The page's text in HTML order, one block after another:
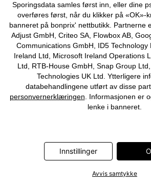
NY
Langermet topp av 100%
239 kr
Sporingsdata samles først inn, eller dine
overføres først, når du klikker på «OK»-
banneret på bonprix' nettbutikk. Partnerne
Adjust GmbH, Criteo SA, Flowbox AB,
Communications GmbH, ID5
Ireland Ltd, Microsoft Ireland Operations
Ltd, RTB-House GmbH, Snap Group
Technologies UK Ltd. Ytterligere
databehandlingene utført av disse
personvernerklæringen . Informasjonen er
lenke i banneret.
Innstillinger
Avvis samtykke